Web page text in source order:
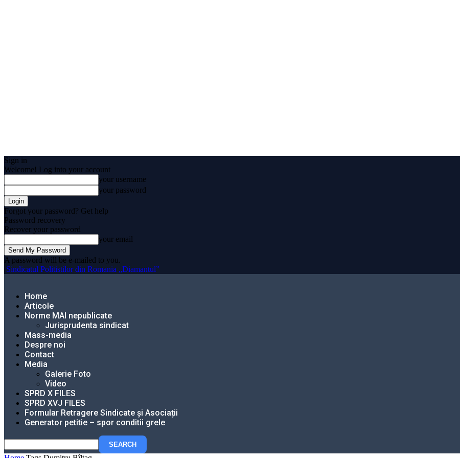
Sign in
Welcome! Log into your account
your username
your password
Forgot your password? Get help
Password recovery
Recover your password
your email
A password will be e-mailed to you.
Sindicatul Politistilor din Romania „Diamantul”
Home
Articole
Norme MAI nepublicate
Jurisprudenta sindicat
Mass-media
Despre noi
Contact
Media
Galerie Foto
Video
SPRD X FILES
SPRD XVJ FILES
Formular Retragere Sindicate și Asociații
Generator petitie – spor conditii grele